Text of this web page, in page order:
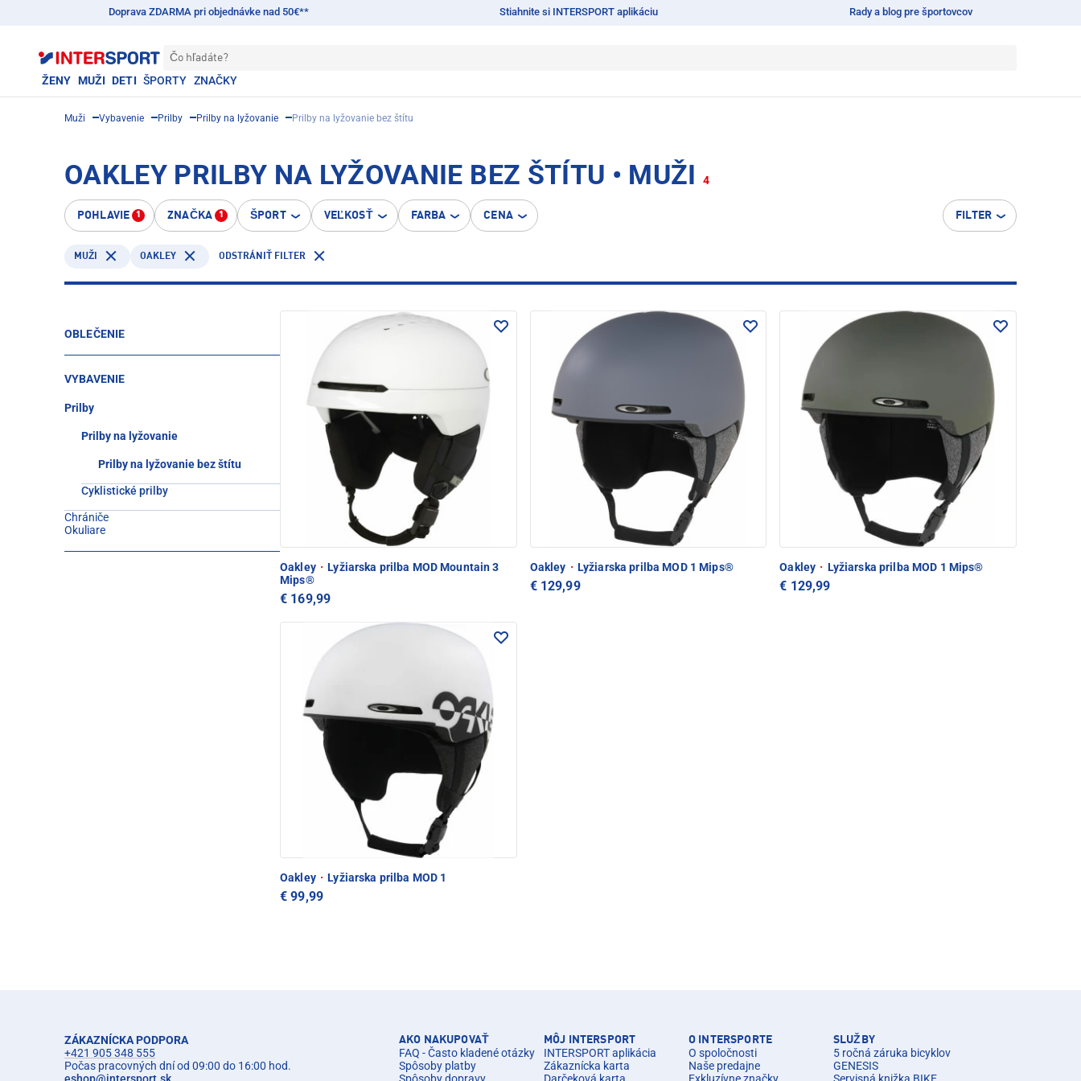
Doprava ZDARMA pri objednávke nad 50€** Stiahnite si INTERSPORT aplikáciu Rady a blog pre športovcov
Čo hľadáte?
ŽENY MUŽI DETI ŠPORTY ZNAČKY
Muži Vybavenie Prilby Prilby na lyžovanie Prilby na lyžovanie bez štítu
OAKLEY PRILBY NA LYŽOVANIE BEZ ŠTÍTU • MUŽI 4
POHLAVIE 1 ZNAČKA 1 ŠPORT VEĽKOSŤ FARBA CENA FILTER
MUŽI OAKLEY ODSTRÁNIŤ FILTER
OBLEČENIE
VYBAVENIE
Prilby
Prilby na lyžovanie
Prilby na lyžovanie bez štítu
Cyklistické prilby
Chrániče
Okuliare
Oakley · Lyžiarska prilba MOD Mountain 3
Mips®
€ 169,99
Oakley · Lyžiarska prilba MOD 1 Mips®
€ 129,99
Oakley · Lyžiarska prilba MOD 1 Mips®
€ 129,99
Oakley · Lyžiarska prilba MOD 1
€ 99,99
ZÁKAZNÍCKA PODPORA
+421 905 348 555
Počas pracovných dní od 09:00 do 16:00 hod.
AKO NAKUPOVAŤ
FAQ - Často kladené otázky
Spôsoby platby
MÔJ INTERSPORT
INTERSPORT aplikácia
Zákaznícka karta
O INTERSPORTE
O spoločnosti
Naše predajne
SLUŽBY
5 ročná záruka bicyklov
GENESIS